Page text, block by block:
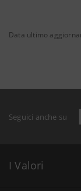
Data ultimo
Seguici anche su
I Valori